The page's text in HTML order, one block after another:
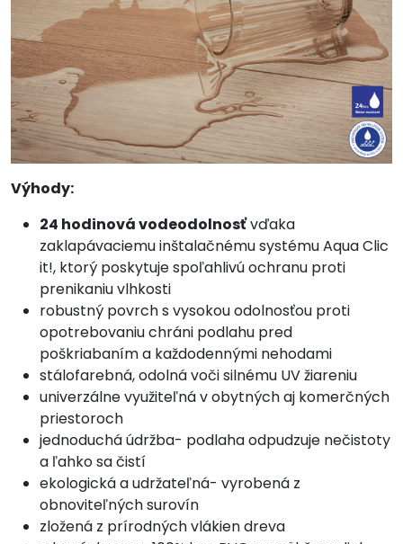
Výhody:
24 hodinová vodeodolnosťvďaka
zaklapávaciemu inštalačnému systému Aqua Clic
it!, ktorý poskytuje spoľahlivú ochranu proti
prenikaniu vlhkosti
robustný povrch s vysokou odolnosťou proti
opotrebovaniu chráni podlahu pred
poškriabaním a každodennými nehodami
stálofarebná, odolná voči silnému UV žiareniu
univerzálne využiteľná v obytných aj komerčných
priestoroch
jednoduchá údržba- podlaha odpudzuje nečistoty
a ľahko sa čistí
ekologická a udržateľná- vyrobená z
obnoviteľných surovín
zložená z prírodných vlákien dreva